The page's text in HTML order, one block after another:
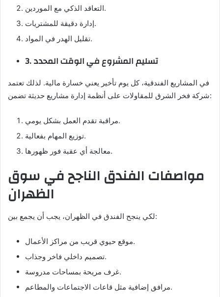
التعاقد الذكي مع الموردين.
إدارة دقيقة للمشتريات.
تقليل الهدر في المواد.
3. تسليم المشروع في الوقت المحدد
في المشاريع الفندقية، كل يوم تأخير يعني خسارة مالية. لذلك تعتمد
شركة فخر الشرق للمقاولات على أنظمة إدارة مشاريع حديثة تضمن:
مراقبة تقدم العمل بشكل يومي.
توزيع المهام بفعالية.
معالجة أي عقبة فور ظهورها.
مواصفات الفندق الناجح في سوق
الظهران
لكي ينجح الفندق في الظهران، يجب أن يجمع بين:
موقع حيوي قريب من مراكز الأعمال.
تصميم داخلي فاخر وجذاب.
غرف مريحة بمساحات مدروسة.
مرافق إضافية مثل قاعات الاجتماعات والمطاعم.